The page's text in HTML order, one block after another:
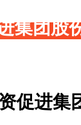
集团股
促进集